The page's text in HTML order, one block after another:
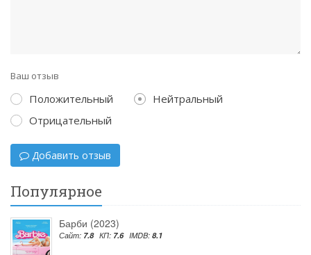
Ваш отзыв
Положительный
Нейтральный
Отрицательный
Добавить отзыв
Популярное
Барби (2023)
Сайт: 7.8 КП: 7.6 IMDB: 8.1